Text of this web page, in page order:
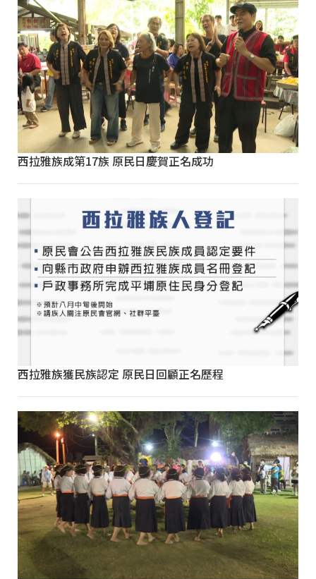
西拉雅族成第17族 原民日慶賀正名成功
西拉雅族獲民族認定 原民日回顧正名歷程